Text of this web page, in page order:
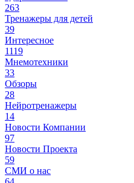
263
Тренажеры для детей
39
Интересное
1119
Мнемотехники
33
Обзоры
28
Нейротренажеры
14
Новости Компании
97
Новости Проекта
59
СМИ о нас